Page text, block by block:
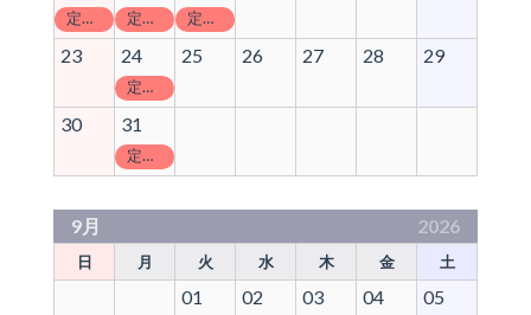
定休日 定休日 定休日
23 24
定休日
25 26 27 28 29
30 31
定休日
9月 2026
日 月 火 水 木 金 土
01 02 03 04 05